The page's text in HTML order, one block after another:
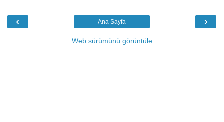
‹ ›
Ana Sayfa
Web sürümünü görüntüle